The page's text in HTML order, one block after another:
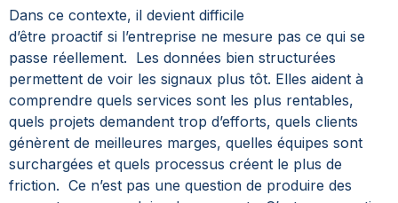
Dans ce contexte, il devient difficile
d’être proactif si l’entreprise ne mesure pas ce qui se
passe réellement. Les données bien structurées
permettent de voir les signaux plus tôt. Elles aident à
comprendre quels services sont les plus rentables,
quels projets demandent trop d’efforts, quels clients
génèrent de meilleures marges, quelles équipes sont
surchargées et quels processus créent le plus de
friction. Ce n’est pas une question de produire des